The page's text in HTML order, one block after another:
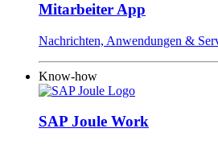
Mitarbeiter App
Nachrichten, Anwendungen &
Know-how
SAP Joule Work